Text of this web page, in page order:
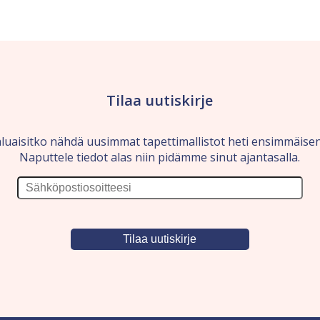
Tilaa uutiskirje
nähdä uusimmat tapettimallistot heti
Naputtele tiedot alas niin pidämme sinut ajantasalla.